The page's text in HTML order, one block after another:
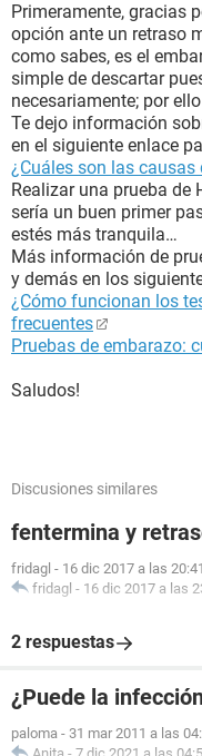
Primeramente, gracias
opción ante un retraso
como sabes, es el
simple de descartar
necesariamente; por
Te dejo información
en el siguiente enlace
¿Cuáles son las
Realizar una prueba de
sería un buen primer
estés más tranquila…
Más información de
y demás en los
¿Cómo funcionan los
frecuentes
Pruebas de embarazo:
Saludos!
Discusiones similares
fentermina y
fridagl - 16 dic 2017 a las 20:41
fridagl - 16 dic 2017 a las
2 respuestas
¿Puede la
paloma - 31 mar 2011 a las